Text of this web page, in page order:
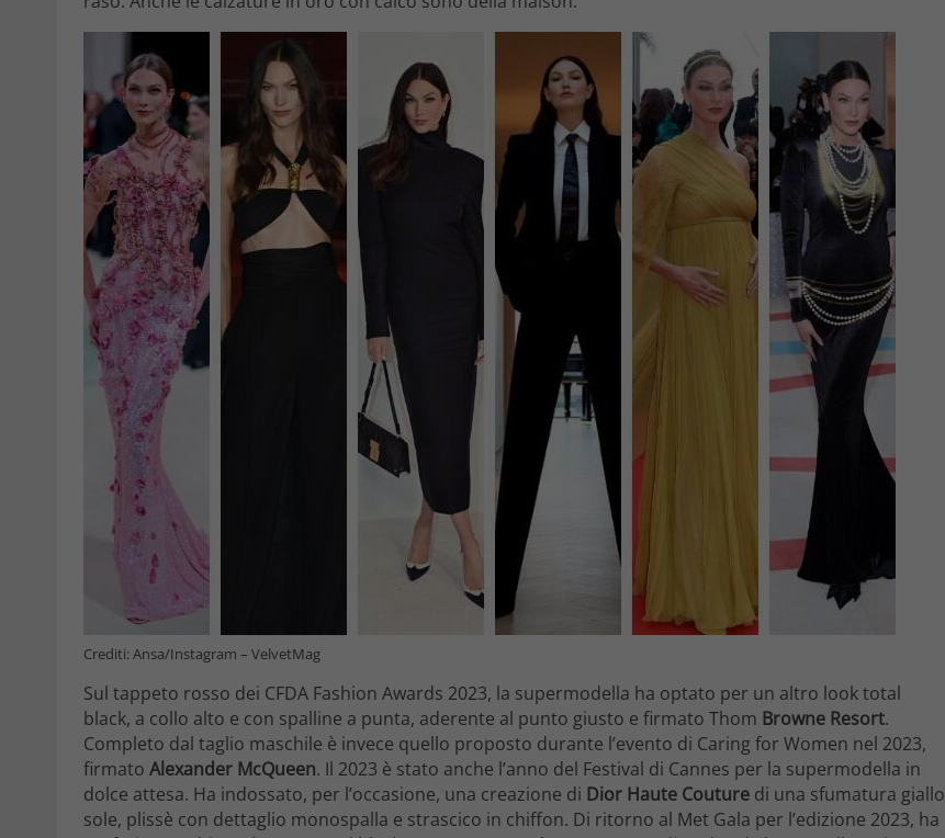
Crediti: Ansa/Instagram – VelvetMag
Sul tappeto rosso dei CFDA Fashion Awards 2023, la supermodella ha optato per un altro look total
black, a collo alto e con spalline a punta, aderente al punto giusto e firmato Thom Browne Resort.
Completo dal taglio maschile è invece quello proposto durante l’evento di Caring for Women nel 2023,
firmato Alexander McQueen. Il 2023 è stato anche l’anno del Festival di Cannes per la supermodella in
dolce attesa. Ha indossato, per l’occasione, una creazione di Dior Haute Couture di una sfumatura giallo
sole, plissè con dettaglio monospalla e strascico in chiffon. Di ritorno al Met Gala per l’edizione 2023, ha